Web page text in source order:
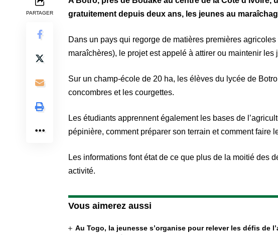
PARTAGER
gratuitement depuis deux ans, les jeunes au
Dans un pays qui regorge de matières premières
maraîchères), le projet est appelé à attirer ou maintenir les
Sur un champ-école de 20 ha, les élèves du lycée de
concombres et les courgettes.
Les étudiants apprennent également les bases de
pépinière, comment préparer son terrain et comment faire
Les informations font état de ce que plus de la moitié des
activité.
Vous aimerez aussi
Au Togo, la jeunesse s’organise pour relever les défis de